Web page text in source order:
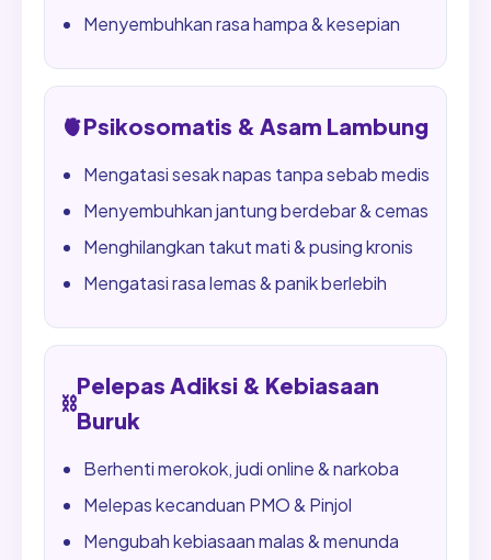
Menyembuhkan rasa hampa & kesepian
🫀Psikosomatis & Asam Lambung
Mengatasi sesak napas tanpa sebab medis
Menyembuhkan jantung berdebar & cemas
Menghilangkan takut mati & pusing kronis
Mengatasi rasa lemas & panik berlebih
⛓️
Pelepas Adiksi & Kebiasaan
Buruk
Berhenti merokok, judi online & narkoba
Melepas kecanduan PMO & Pinjol
Mengubah kebiasaan malas & menunda